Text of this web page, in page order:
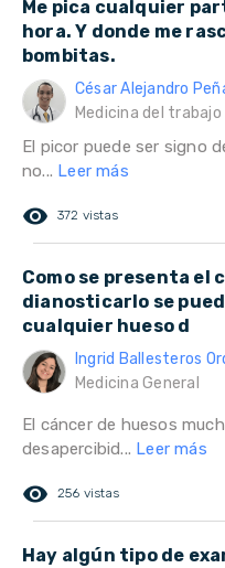
Me pica cualquier
hora. Y donde me
bombitas.
César Alejandro
Medicina del trabajo
El picor puede ser signo
no... Leer más
remove_red_eye 372 vistas
Como se presenta el
dianosticarlo se
cualquier hueso d
Ingrid Ballesteros
Medicina General
El cáncer de huesos
desapercibid... Leer más
remove_red_eye 256 vistas
Hay algún tipo de